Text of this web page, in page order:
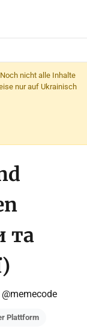
nicht alle Inhalte
nur auf Ukrainisch
та
Plattform